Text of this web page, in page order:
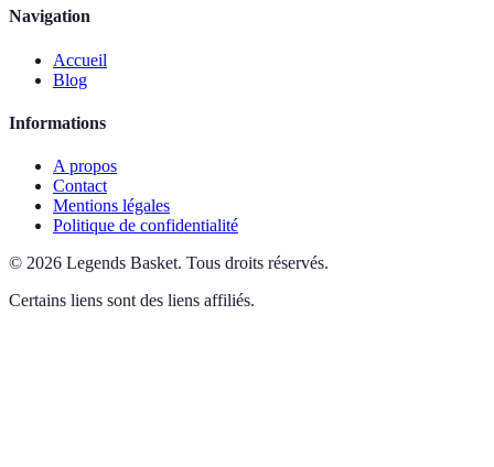
Navigation
Accueil
Blog
Informations
A propos
Contact
Mentions légales
Politique de confidentialité
© 2026 Legends Basket. Tous droits réservés.
Certains liens sont des liens affiliés.